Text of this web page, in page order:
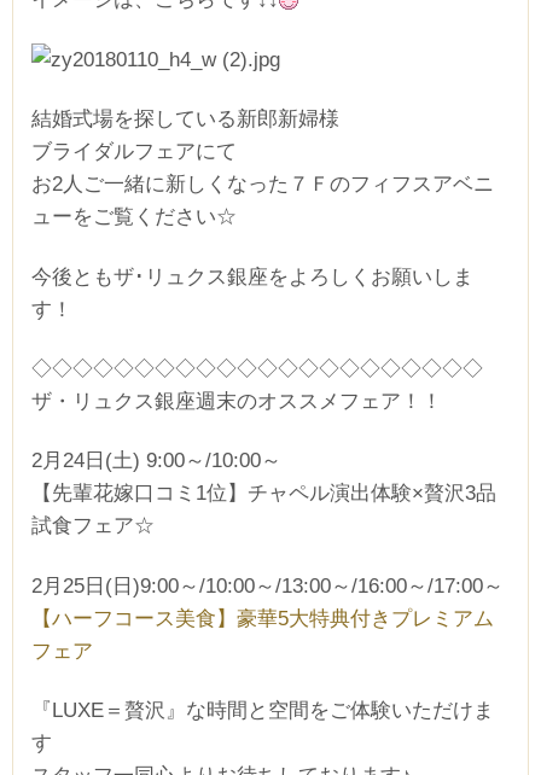
結婚式場を探している新郎新婦様
ブライダルフェアにて
お2人ご一緒に新しくなった７Ｆのフィフスアベニ
ューをご覧ください☆
今後ともザ･リュクス銀座をよろしくお願いしま
す！
◇◇◇◇◇◇◇◇◇◇◇◇◇◇◇◇◇◇◇◇◇◇
ザ・リュクス銀座週末のオススメフェア！！
2月24日(土) 9:00～/10:00～
【先輩花嫁口コミ1位】チャペル演出体験×贅沢3品
試食フェア☆
2月25日(日)9:00～/10:00～/13:00～/16:00～/17:00～
【ハーフコース美食】豪華5大特典付きプレミアム
フェア
『LUXE＝贅沢』な時間と空間をご体験いただけま
す
時間を選択してください
ブライダルフェア 日時